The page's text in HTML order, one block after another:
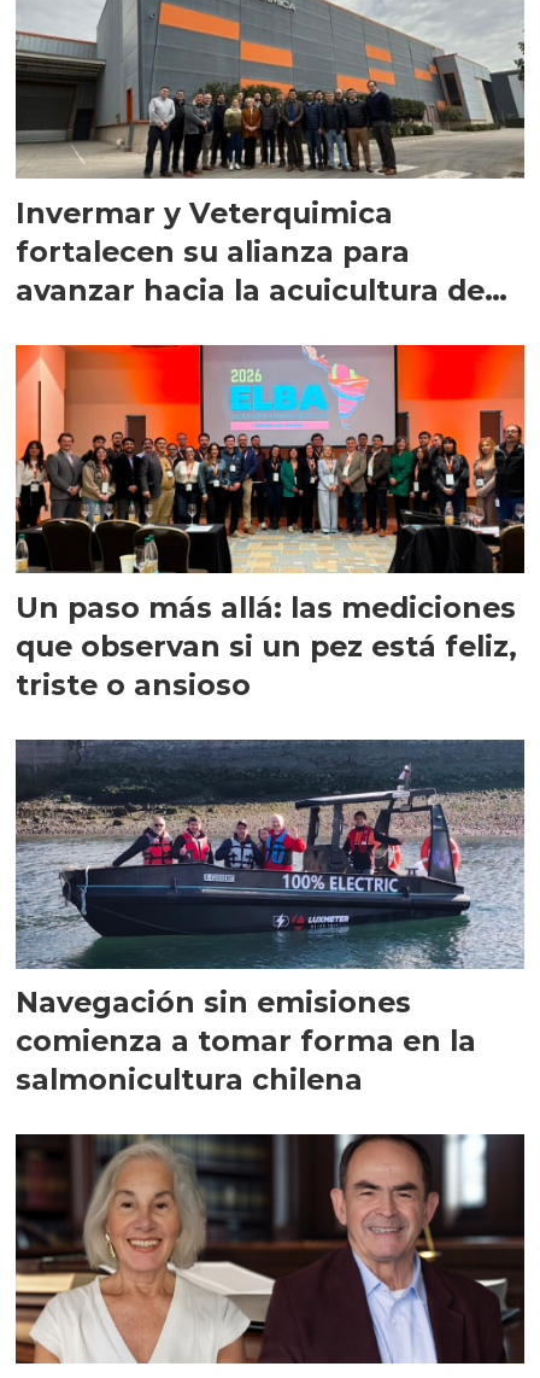
Invermar y Veterquimica
fortalecen su alianza para
avanzar hacia la acuicultura de
Un paso más allá: las mediciones
que observan si un pez está feliz,
triste o ansioso
Navegación sin emisiones
comienza a tomar forma en la
salmonicultura chilena